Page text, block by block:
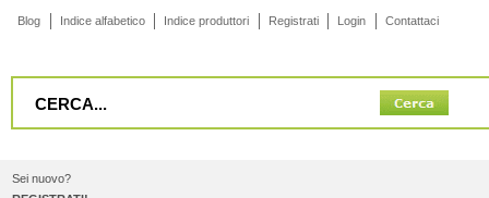
Blog Indice alfabetico Indice produttori Registrati Login Contattaci
Sei nuovo?